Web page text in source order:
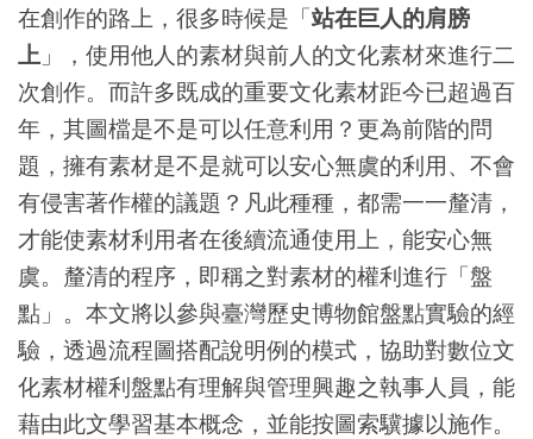
在創作的路上，很多時候是「站在巨人的肩膀
上 」，使用他人的素材與前人的文化素材來進行二
次創作。而許多既成的重要文化素材距今已超過百
年，其圖檔是不是可以任意利用？更為前階的問
題，擁有素材是不是就可以安心無虞的利用、不會
有侵害著作權的議題？凡此種種，都需一一釐清，
才能使素材利用者在後續流通使用上，能安心無
虞。釐清的程序，即稱之對素材的權利進行「盤
點」。本文將以參與臺灣歷史博物館盤點實驗的經
驗，透過流程圖搭配說明例的模式，協助對數位文
化素材權利盤點有理解與管理興趣之執事人員，能
藉由此文學習基本概念，並能按圖索驥據以施作。